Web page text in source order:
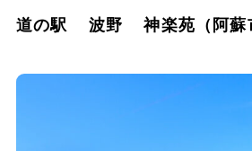
道の駅 波野 神楽苑（阿蘇